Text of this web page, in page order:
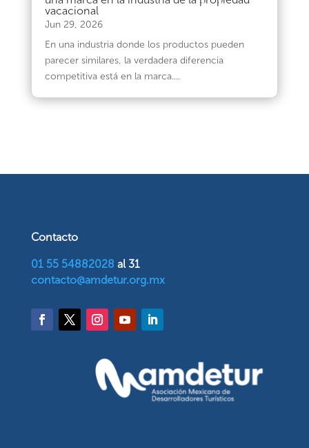
vacacional
Jun 29, 2026
En una industria donde los productos pueden
parecer similares, la verdadera diferencia
competitiva está en la marca....
Contacto
01 55 54882028 al 31
contacto@amdetur.org.mx